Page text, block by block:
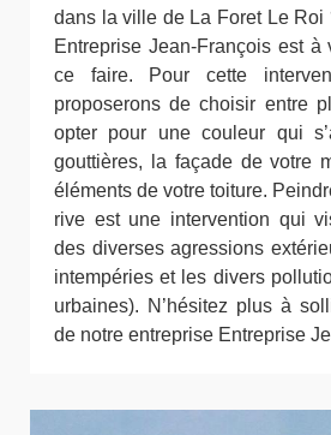
dans la ville de La Foret Le Roi
Entreprise Jean-François est à
ce faire. Pour cette
proposerons de choisir entre
opter pour une couleur qui
gouttières, la façade de votre
éléments de votre toiture.
rive est une intervention qui
des diverses agressions
intempéries et les divers
urbaines). N’hésitez plus à
de notre entreprise Entreprise